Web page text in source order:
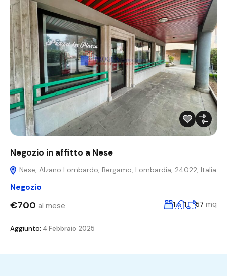
Negozio in affitto a Nese
Nese, Alzano Lombardo, Bergamo, Lombardia, 24022, Italia
Negozio
€700 al mese 1 1 57 mq
Aggiunto: 4 Febbraio 2025